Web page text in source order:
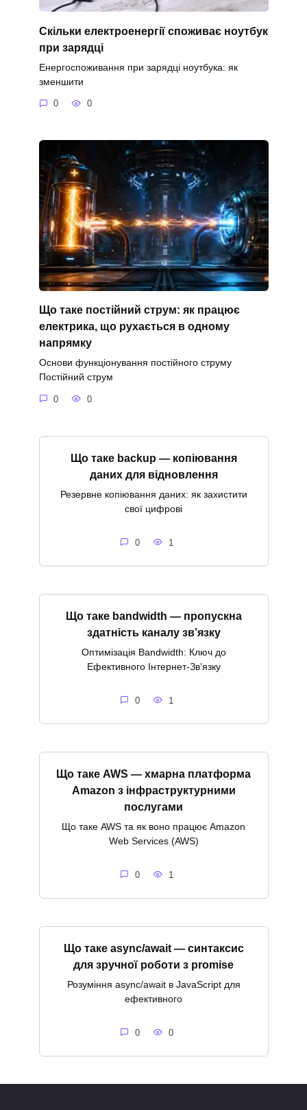
Скільки електроенергії споживає ноутбук
при зарядці
Енергоспоживання при зарядці ноутбука: як
зменшити
0 0
Що таке постійний струм: як працює
електрика, що рухається в одному
напрямку
Основи функціонування постійного струму
Постійний струм
0 0
Що таке backup — копіювання
даних для відновлення
Резервне копіювання даних: як захистити
свої цифрові
0 1
Що таке bandwidth — пропускна
здатність каналу зв’язку
Оптимізація Bandwidth: Ключ до
Ефективного Інтернет-Зв’язку
0 1
Що таке AWS — хмарна платформа
Amazon з інфраструктурними
послугами
Що таке AWS та як воно працює Amazon
Web Services (AWS)
0 1
Що таке async/await — синтаксис
для зручної роботи з promise
Розуміння async/await в JavaScript для
ефективного
0 0